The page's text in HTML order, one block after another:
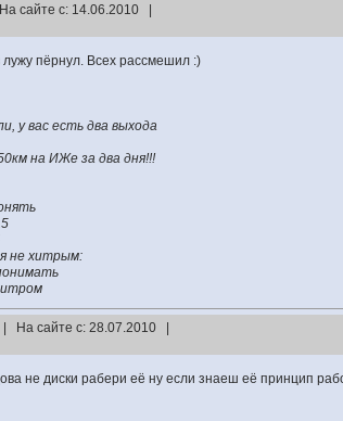
сайте с: 14.06.2010 |
лужу пёрнул. Всех рассмешил :)
у вас есть два выхода
на ИЖе за два дня!!!
не хитрым:
На сайте с: 28.07.2010 |
не диски рабери её ну если знаеш её принцип